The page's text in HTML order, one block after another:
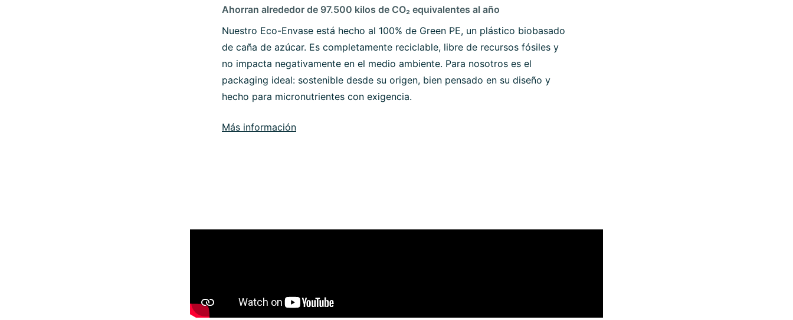
Ahorran alrededor de 97.500 kilos de CO₂ equivalentes al año
Nuestro Eco-Envase está hecho al 100% de Green PE, un plástico biobasado
de caña de azúcar. Es completamente reciclable, libre de recursos fósiles y
no impacta negativamente en el medio ambiente. Para nosotros es el
packaging ideal: sostenible desde su origen, bien pensado en su diseño y
hecho para micronutrientes con exigencia.
Más información